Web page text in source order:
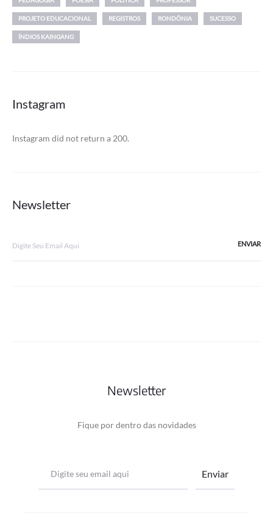
PROJETO EDUCACIONAL REGISTROS RONDÔNIA SUCESSO
ÍNDIOS KAINGANG
Instagram
Instagram did not return a 200.
Newsletter
Newsletter
Fique por dentro das novidades